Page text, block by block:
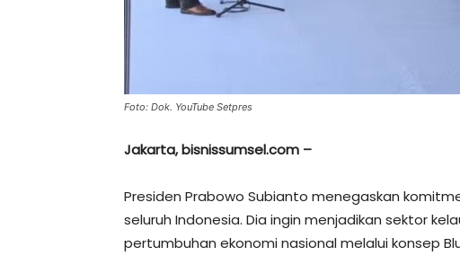
Foto: Dok. YouTube Setpres
Jakarta, bisnissumsel.com –
Presiden Prabowo Subianto menegaskan
seluruh Indonesia. Dia ingin menjadikan sektor
pertumbuhan ekonomi nasional melalui konsep